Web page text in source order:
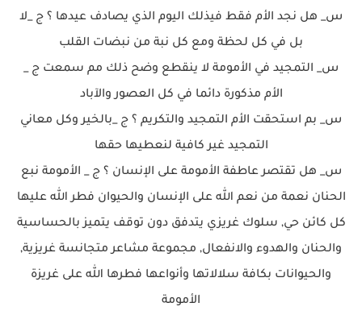
س_ هل نجد الأم فقط فيذلك اليوم الذي يصادف عيدها ؟ ج _لا
بل في كل لحظة ومع كل نبة من نبضات القلب
س_ التمجيد في الأمومة لا ينقطع وضح ذلك مم سمعت ج _
الأم مذكورة دائما في كل العصور والآباد
س_ بم استحقت الأم التمجيد والتكريم ؟ ج _بالخير وكل معاني
التمجيد غير كافية لنعطيها حقها
س_ هل تقتصر عاطفة الأمومة على الإنسان ؟ ج _ الأمومة نبع
الحنان نعمة من نعم الله على الإنسان والحيوان فطر الله عليها
كل كائن حي, سلوك غريزي يتدفق دون توقف يتميز بالحساسية
والحنان والهدوء والانفعال, مجموعة مشاعر متجانسة غريزية,
والحيوانات بكافة سلالاتها وأنواعها فطرها الله على غريزة
الأمومة